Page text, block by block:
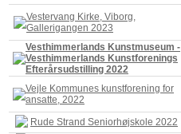
Vestervang Kirke, Viborg,
Gallerigangen 2023
Vesthimmerlands Kunstmuseum -
Vesthimmerlands Kunstforenings
Efterårsudstilling 2022
Vejle Kommunes kunstforening for
ansatte, 2022
Rude Strand Seniorhøjskole 2022